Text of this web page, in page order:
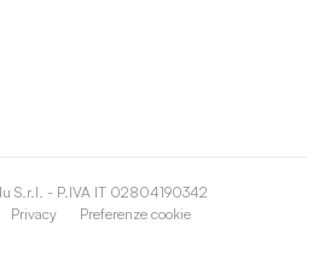
S.r.l. - P.IVA IT 02804190342
Privacy Preferenze cookie